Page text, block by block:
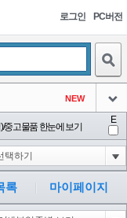
로그인 PC버전
NEW
아이콘
아이콘
아이콘
-16
0
중고물품 한눈에 보기
E
록 마이페이지